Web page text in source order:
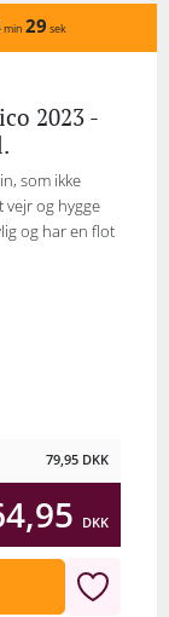
min 29 sek
2023 -
som ikke
og hygge
og har en flot
79,95 DKK
DKK